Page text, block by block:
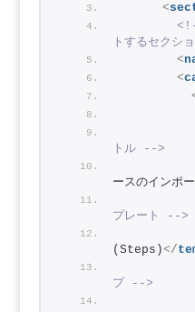
<
トするセクシ
<
<
トル -->
ースのインポー
プレート -->
(Steps)</
プ -->